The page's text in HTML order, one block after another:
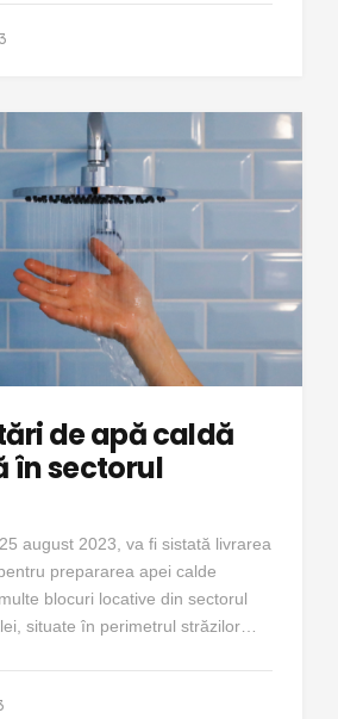
de apă caldă
în sectorul
august 2023, va fi sistată livrarea
prepararea apei calde
blocuri locative din sectorul
situate în perimetrul străzilor…